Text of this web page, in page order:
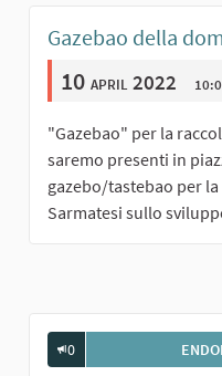
Gazebao della
10 april 2022
"Gazebao" per la
saremo presenti in
gazebo/tastebao per
Sarmatesi sullo
0